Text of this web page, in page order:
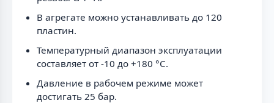
В агрегате можно устанавливать до 120
пластин.
Температурный диапазон эксплуатации
составляет от -10 до +180 °C.
Давление в рабочем режиме может
достигать 25 бар.